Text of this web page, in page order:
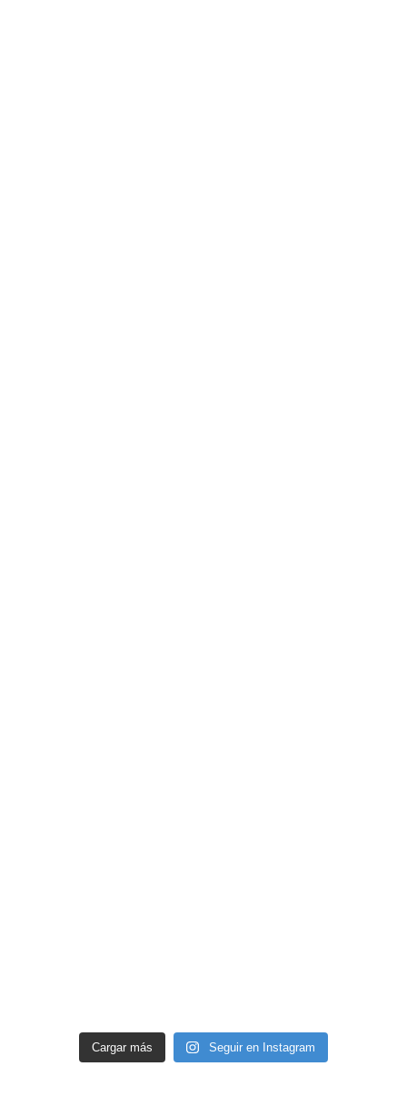
Cargar más Seguir en Instagram